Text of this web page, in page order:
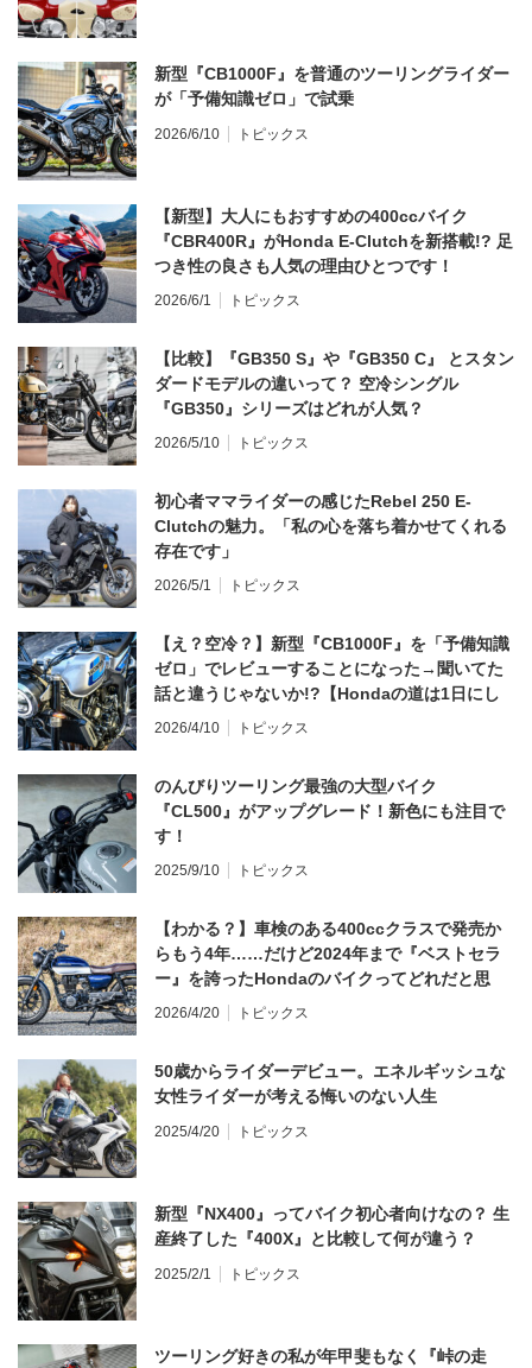
新型『CB1000F』を普通のツーリングライダー
が「予備知識ゼロ」で試乗
2026/6/10 トピックス
【新型】大人にもおすすめの400ccバイク
『CBR400R』がHonda E-Clutchを新搭載!? 足
つき性の良さも人気の理由ひとつです！
2026/6/1 トピックス
【比較】『GB350 S』や『GB350 C』 とスタン
ダードモデルの違いって？ 空冷シングル
『GB350』シリーズはどれが人気？
2026/5/10 トピックス
初心者ママライダーの感じたRebel 250 E-
Clutchの魅力。「私の心を落ち着かせてくれる
存在です」
2026/5/1 トピックス
【え？空冷？】新型『CB1000F』を「予備知識
ゼロ」でレビューすることになった→聞いてた
話と違うじゃないか!?【Hondaの道は1日にし
てならず／CB1000F ①第一印象 編】
2026/4/10 トピックス
のんびりツーリング最強の大型バイク
『CL500』がアップグレード！新色にも注目で
す！
2025/9/10 トピックス
【わかる？】車検のある400ccクラスで発売か
らもう4年……だけど2024年まで『ベストセラ
ー』を誇ったHondaのバイクってどれだと思
う？
2026/4/20 トピックス
50歳からライダーデビュー。エネルギッシュな
女性ライダーが考える悔いのない人生
2025/4/20 トピックス
新型『NX400』ってバイク初心者向けなの？ 生
産終了した『400X』と比較して何が違う？
2025/2/1 トピックス
ツーリング好きの私が年甲斐もなく『峠の走